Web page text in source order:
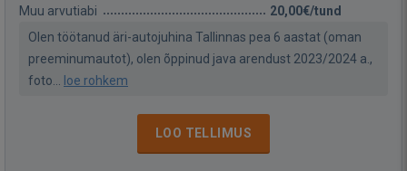
Muu arvutiabi
20,00€/tund
Olen töötanud äri-autojuhina Tallinnas pea 6 aastat (oman
preeminumautot), olen õppinud java arendust 2023/2024 a.,
foto...
loe rohkem
LOO TELLIMUS